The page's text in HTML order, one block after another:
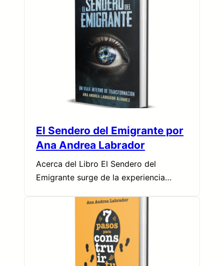
El Sendero del Emigrante por
Ana Andrea Labrador
Acerca del Libro El Sendero del
Emigrante surge de la experiencia…